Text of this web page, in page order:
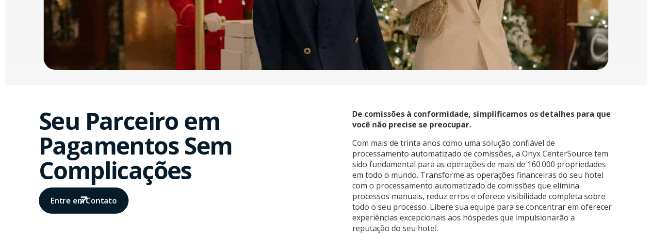
Seu Parceiro em
Pagamentos Sem
Complicações
Entre em Contato
De comissões à conformidade, simplificamos os detalhes para que
você não precise se preocupar.
Com mais de trinta anos como uma solução confiável de
processamento automatizado de comissões, a Onyx CenterSource tem
sido fundamental para as operações de mais de 160.000 propriedades
em todo o mundo. Transforme as operações financeiras do seu hotel
com o processamento automatizado de comissões que elimina
processos manuais, reduz erros e oferece visibilidade completa sobre
todo o seu processo. Libere sua equipe para se concentrar em oferecer
experiências excepcionais aos hóspedes que impulsionarão a
reputação do seu hotel.